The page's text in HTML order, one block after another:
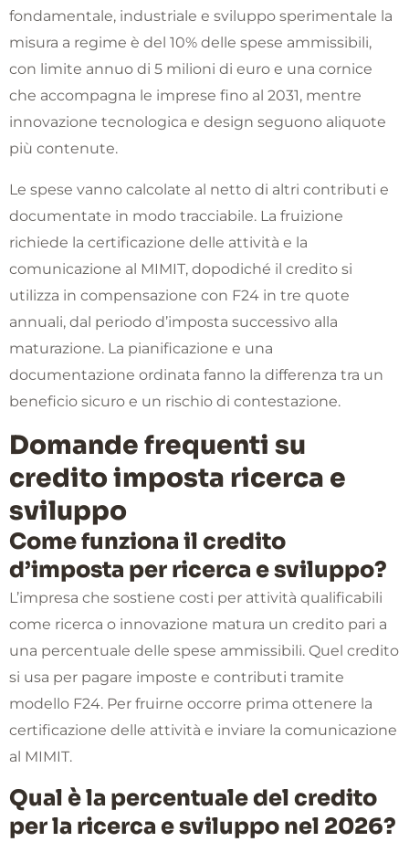
fondamentale, industriale e sviluppo sperimentale la
misura a regime è del 10% delle spese ammissibili,
con limite annuo di 5 milioni di euro e una cornice
che accompagna le imprese fino al 2031, mentre
innovazione tecnologica e design seguono aliquote
più contenute.
Le spese vanno calcolate al netto di altri contributi e
documentate in modo tracciabile. La fruizione
richiede la certificazione delle attività e la
comunicazione al MIMIT, dopodiché il credito si
utilizza in compensazione con F24 in tre quote
annuali, dal periodo d’imposta successivo alla
maturazione. La pianificazione e una
documentazione ordinata fanno la differenza tra un
beneficio sicuro e un rischio di contestazione.
Domande frequenti su
credito imposta ricerca e
sviluppo
Come funziona il credito
d’imposta per ricerca e sviluppo?
L’impresa che sostiene costi per attività qualificabili
come ricerca o innovazione matura un credito pari a
una percentuale delle spese ammissibili. Quel credito
si usa per pagare imposte e contributi tramite
modello F24. Per fruirne occorre prima ottenere la
certificazione delle attività e inviare la comunicazione
al MIMIT.
Qual è la percentuale del credito
per la ricerca e sviluppo nel 2026?